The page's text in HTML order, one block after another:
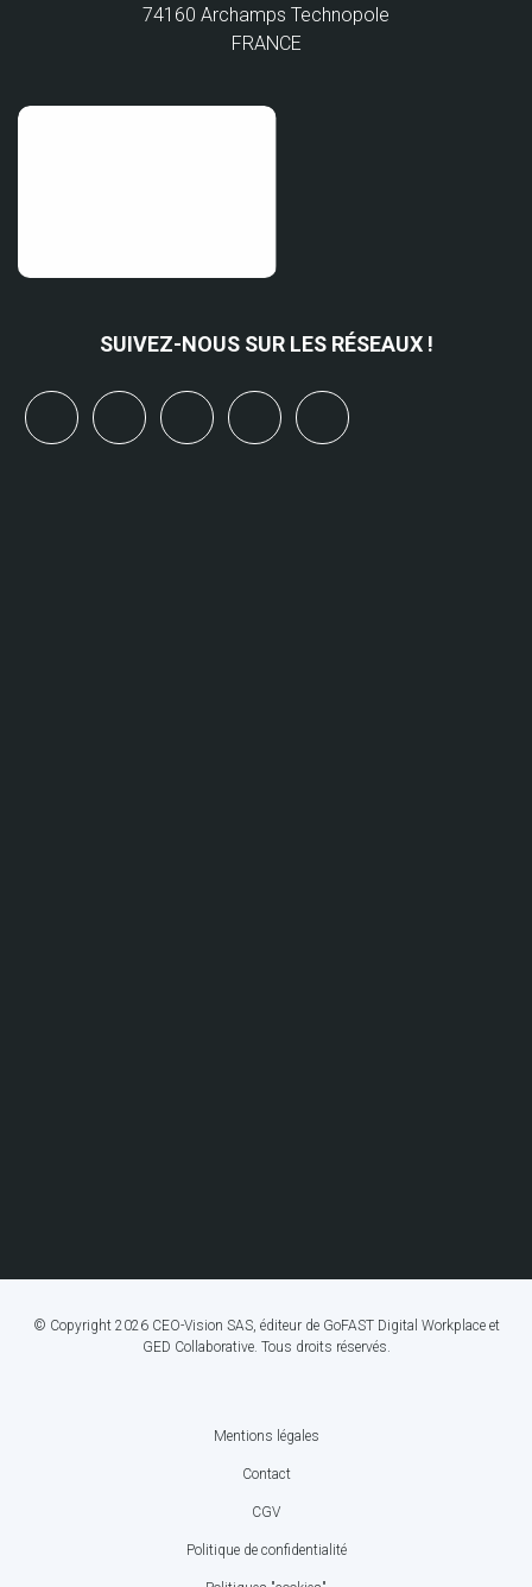
74160 Archamps Technopole
FRANCE
SUIVEZ-NOUS SUR LES RÉSEAUX !
linkedinyoutubebluesky mastodon
© Copyright 2026 CEO-Vision SAS, éditeur de GoFAST Digital Workplace et
GED Collaborative. Tous droits réservés.
Mentions légales
Contact
CGV
Politique de confidentialité